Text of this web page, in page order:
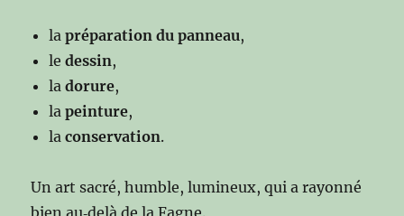
lapréparation du panneau,
ledessin,
ladorure,
lapeinture,
laconservation.
Un art sacré, humble, lumineux, qui a rayonné
bien au‑delà de la Fagne.